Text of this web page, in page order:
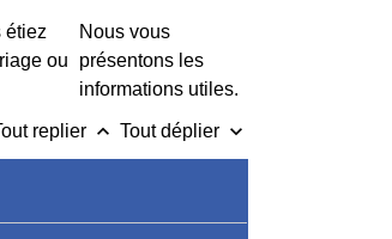
étiez
ou
Nous vous
présentons les
informations utiles.
replier keyboard_arrow_up Tout déplier keyboard_arrow_down